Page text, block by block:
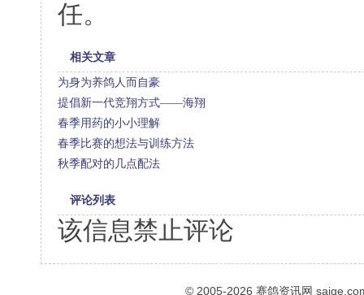
任。
相关文章
为身为养鸽人而自豪
提倡新一代竞翔方式——海翔
春季用药的小小理解
春季比赛的想法与训练方法
秋季配对的几点配法
评论列表
该信息禁止评论
© 2005-2026 赛鸽资讯网